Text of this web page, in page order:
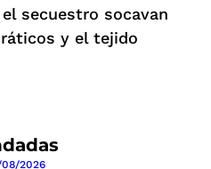
2026
secuestro socavan
y el tejido